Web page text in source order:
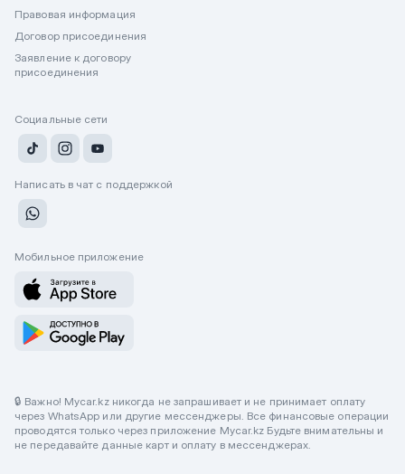
Правовая информация
Договор присоединения
Заявление к договору
присоединения
Социальные сети
Написать в чат с поддержкой
Мобильное приложение
🔒 Важно! Mycar.kz никогда не запрашивает и не принимает оплату
через WhatsApp или другие мессенджеры. Все финансовые операции
проводятся только через приложение Mycar.kz Будьте внимательны и
не передавайте данные карт и оплату в мессенджерах.